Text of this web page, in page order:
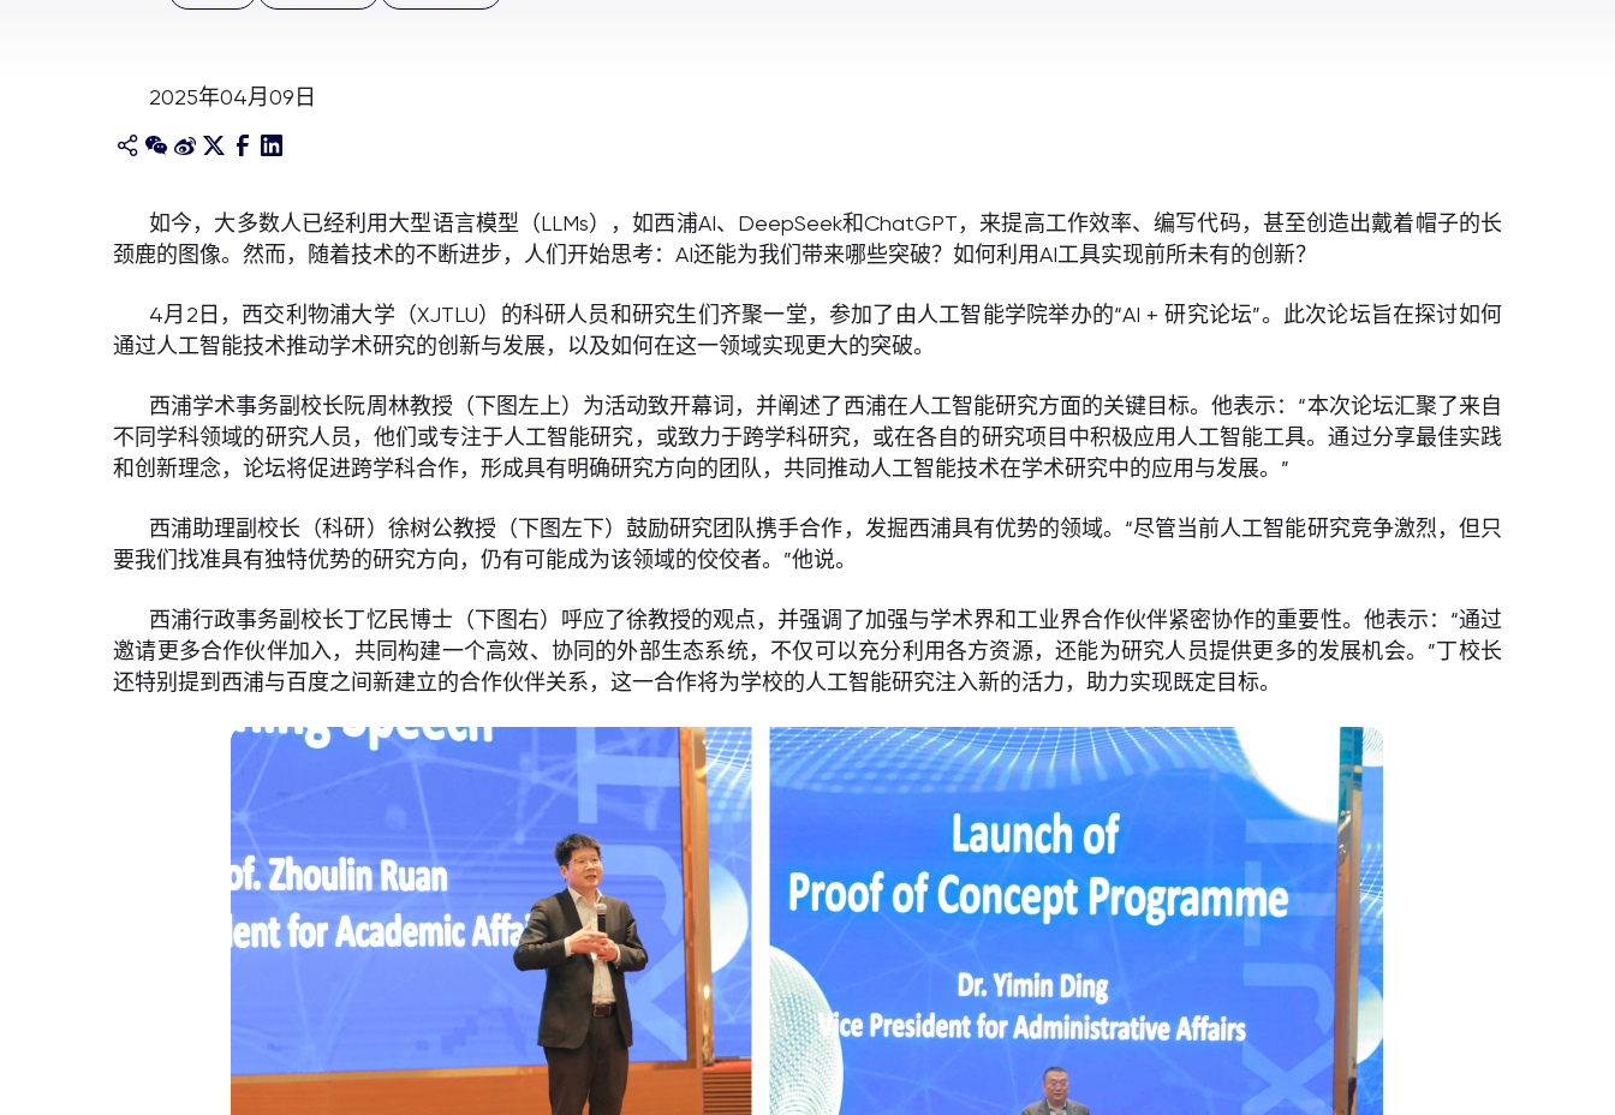
2025年04月09日
如今，大多数人已经利用大型语言模型（LLMs），如西浦AI、DeepSeek和ChatGPT，来提高工作效率、编写代码，甚至创造出戴着帽子的长
颈鹿的图像。然而，随着技术的不断进步，人们开始思考：AI还能为我们带来哪些突破？如何利用AI工具实现前所未有的创新？
4月2日，西交利物浦大学（XJTLU）的科研人员和研究生们齐聚一堂，参加了由人工智能学院举办的“AI + 研究论坛”。此次论坛旨在探讨如何
通过人工智能技术推动学术研究的创新与发展，以及如何在这一领域实现更大的突破。
西浦学术事务副校长阮周林教授（下图左上）为活动致开幕词，并阐述了西浦在人工智能研究方面的关键目标。他表示：“本次论坛汇聚了来自
不同学科领域的研究人员，他们或专注于人工智能研究，或致力于跨学科研究，或在各自的研究项目中积极应用人工智能工具。通过分享最佳实践
和创新理念，论坛将促进跨学科合作，形成具有明确研究方向的团队，共同推动人工智能技术在学术研究中的应用与发展。”
西浦助理副校长（科研）徐树公教授（下图左下）鼓励研究团队携手合作，发掘西浦具有优势的领域。“尽管当前人工智能研究竞争激烈，但只
要我们找准具有独特优势的研究方向，仍有可能成为该领域的佼佼者。”他说。
西浦行政事务副校长丁忆民博士（下图右）呼应了徐教授的观点，并强调了加强与学术界和工业界合作伙伴紧密协作的重要性。他表示：“通过
邀请更多合作伙伴加入，共同构建一个高效、协同的外部生态系统，不仅可以充分利用各方资源，还能为研究人员提供更多的发展机会。”丁校长
还特别提到西浦与百度之间新建立的合作伙伴关系，这一合作将为学校的人工智能研究注入新的活力，助力实现既定目标。